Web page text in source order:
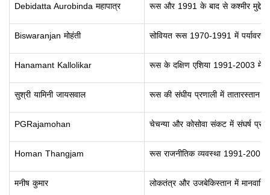
Debidatta Aurobinda महापात्र रूस और 1991 के बाद से कश्मीर मुद्दे;
Biswaranjan मोहंती सोवियत रूस 1970-1991 में पर्यावरण
Hanamant Kallolikar रूस के दक्षिण एशिया 1991-2003 में
सुश्री यामिनी जायसवाल रूस की संघीय प्रणाली में तातारस्तान
PGRajamohan चेचन्या और कोसोवा संकट में संघर्ष
Homan Thangjam रूस राजनीतिक व्यवस्था 1991-2001
मनीष कुमार लोकतंत्र और उजबेकिस्तान में